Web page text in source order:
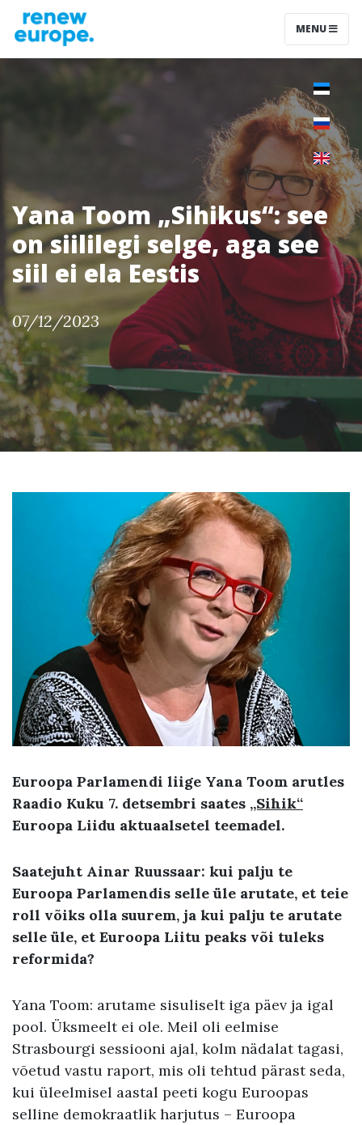
MENU
Yana Toom „Sihikus“: see
on siililegi selge, aga see
siil ei ela Eestis
07/12/2023
Euroopa Parlamendi liige Yana Toom arutles
Raadio Kuku 7. detsembri saates „Sihik“
Euroopa Liidu aktuaalsetel teemadel.
Saatejuht Ainar Ruussaar: kui palju te
Euroopa Parlamendis selle üle arutate, et teie
roll võiks olla suurem, ja kui palju te arutate
selle üle, et Euroopa Liitu peaks või tuleks
reformida?
Yana Toom: arutame sisuliselt iga päev ja igal
pool. Üksmeelt ei ole. Meil oli eelmise
Strasbourgi sessiooni ajal, kolm nädalat tagasi,
võetud vastu raport, mis oli tehtud pärast seda,
kui üleelmisel aastal peeti kogu Euroopas
selline demokraatlik harjutus – Euroopa